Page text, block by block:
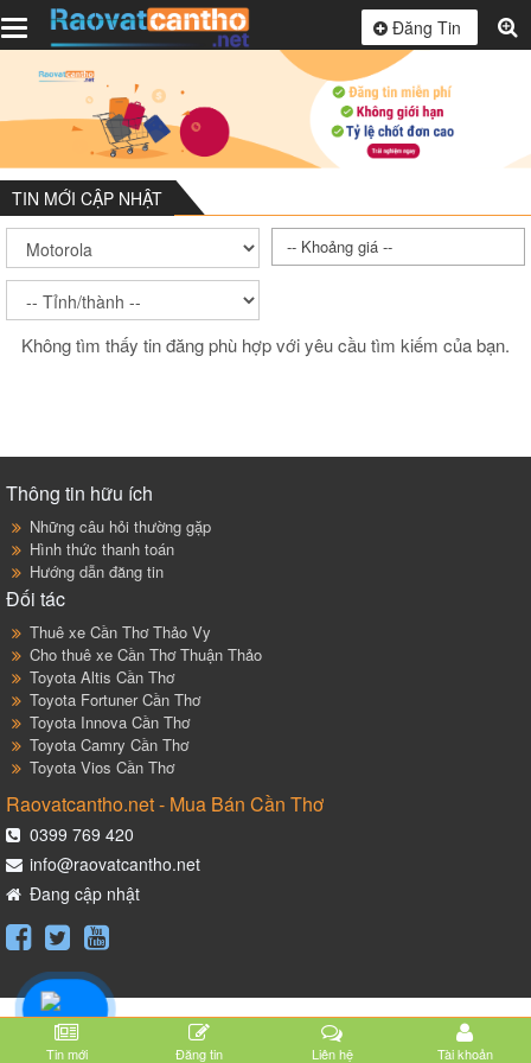
Đăng Tin
Toggle
navigation
TIN MỚI CẬP NHẬT
-- Khoảng giá --
Không tìm thấy tin đăng phù hợp với yêu cầu tìm kiếm của bạn.
Thông tin hữu ích
Những câu hỏi thường gặp
Hình thức thanh toán
Hướng dẫn đăng tin
Đối tác
Thuê xe Cần Thơ Thảo Vy
Cho thuê xe Cần Thơ Thuận Thảo
Toyota Altis Cần Thơ
Toyota Fortuner Cần Thơ
Toyota Innova Cần Thơ
Toyota Camry Cần Thơ
Toyota Vios Cần Thơ
Raovatcantho.net - Mua Bán Cần Thơ
0399 769 420
info@raovatcantho.net
Đang cập nhật
Tin mới Đăng tin Liên hệ Tài khoản